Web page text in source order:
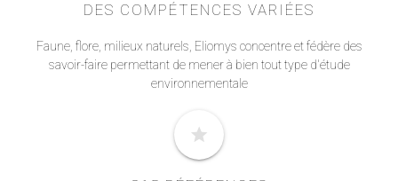
DES COMPÉTENCES VARIÉES
Faune, flore, milieux naturels, Eliomys concentre et fédère des
savoir-faire permettant de mener à bien tout type d'étude
environnementale
star